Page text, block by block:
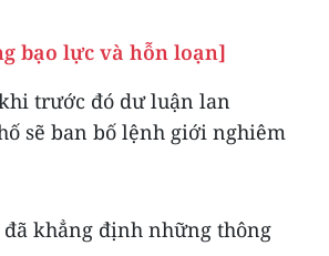
bạo lực và hỗn loạn]
trước đó dư luận lan
sẽ ban bố lệnh giới nghiêm
khẳng định những thông